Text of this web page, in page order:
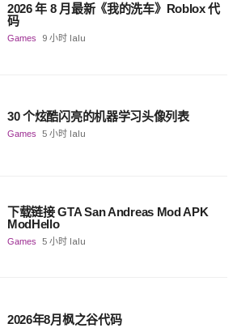
2026 年 8 月最新《我的洗车》Roblox 代
码
Games 9 小时 lalu
30 个炫酷闪亮的机器学习头像列表
Games 5 小时 lalu
下载链接 GTA San Andreas Mod APK
ModHello
Games 5 小时 lalu
2026年8月枫之谷代码